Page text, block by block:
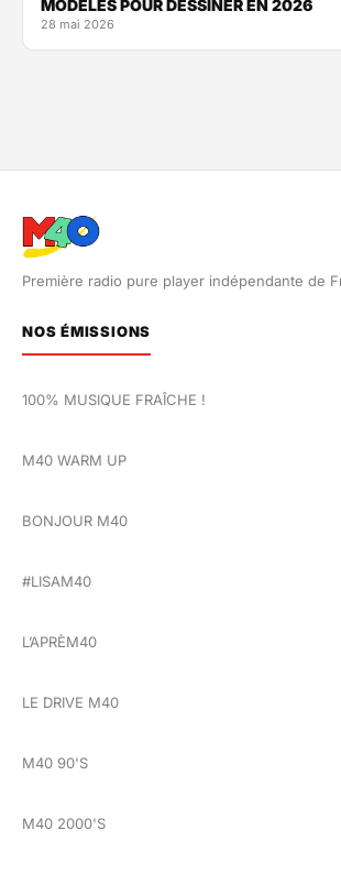
MODÈLES POUR DESSINER EN 2026
28 mai 2026
Première radio pure player indépendante de
NOS ÉMISSIONS
100% MUSIQUE FRAÎCHE !
M40 WARM UP
BONJOUR M40
#LISAM40
L’APRÈM40
LE DRIVE M40
M40 90'S
M40 2000'S